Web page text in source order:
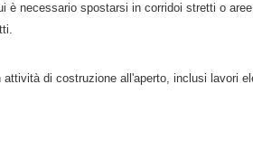
è necessario spostarsi in corridoi stretti o
di costruzione all'aperto, inclusi lavori